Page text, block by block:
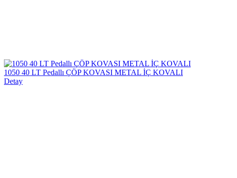
1050 40 LT Pedallı ÇÖP KOVASI METAL İÇ KOVALI
Detay